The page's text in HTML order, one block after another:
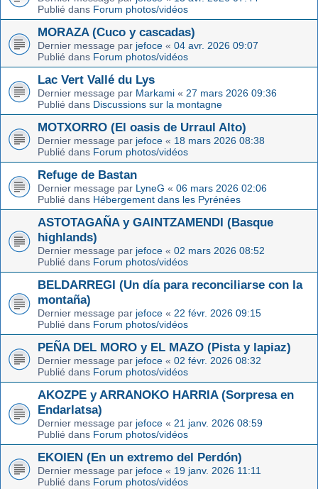
Publié dans Forum photos/vidéos
MORAZA (Cuco y cascadas)
Dernier message par jefoce « 04 avr. 2026 09:07
Publié dans Forum photos/vidéos
Lac Vert Vallé du Lys
Dernier message par Markami « 27 mars 2026 09:36
Publié dans Discussions sur la montagne
MOTXORRO (El oasis de Urraul Alto)
Dernier message par jefoce « 18 mars 2026 08:38
Publié dans Forum photos/vidéos
Refuge de Bastan
Dernier message par LyneG « 06 mars 2026 02:06
Publié dans Hébergement dans les Pyrénées
ASTOTAGAÑA y GAINTZAMENDI (Basque
highlands)
Dernier message par jefoce « 02 mars 2026 08:52
Publié dans Forum photos/vidéos
BELDARREGI (Un día para reconciliarse con la
montaña)
Dernier message par jefoce « 22 févr. 2026 09:15
Publié dans Forum photos/vidéos
PEÑA DEL MORO y EL MAZO (Pista y lapiaz)
Dernier message par jefoce « 02 févr. 2026 08:32
Publié dans Forum photos/vidéos
AKOZPE y ARRANOKO HARRIA (Sorpresa en
Endarlatsa)
Dernier message par jefoce « 21 janv. 2026 08:59
Publié dans Forum photos/vidéos
EKOIEN (En un extremo del Perdón)
Dernier message par jefoce « 19 janv. 2026 11:11
Publié dans Forum photos/vidéos